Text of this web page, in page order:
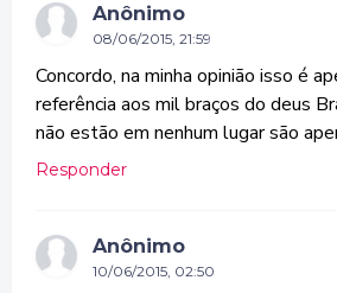
Anônimo
08/06/2015, 21:59
Concordo, na minha opinião isso é
referência aos mil braços do deus
não estão em nenhum lugar são
Responder
Anônimo
10/06/2015, 02:50